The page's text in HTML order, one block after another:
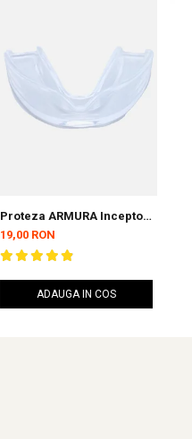
Proteza ARMURA Inceptos
19,00 RON
ADAUGA IN COS